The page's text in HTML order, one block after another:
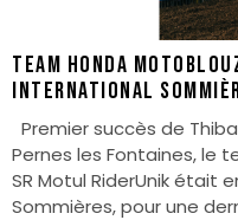
Team Honda
International
Premier succès de
Pernes les Fontaines, le
SR Motul RiderUnik était
Sommières, pour une